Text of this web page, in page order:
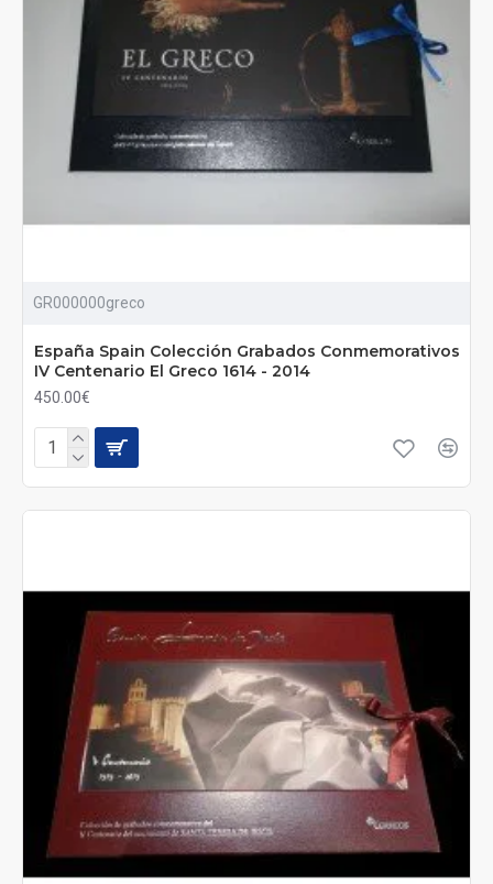
GR000000greco
España Spain Colección Grabados Conmemorativos
IV Centenario El Greco 1614 - 2014
450.00€